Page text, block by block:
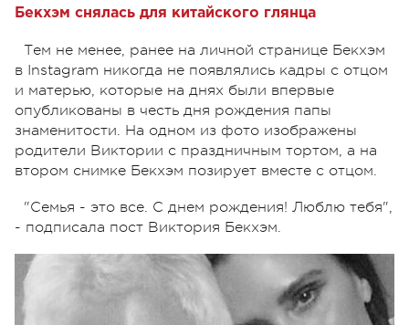
Бекхэм снялась для китайского глянца
Тем не менее, ранее на личной странице Бекхэм
в Instagram никогда не появлялись кадры с отцом
и матерью, которые на днях были впервые
опубликованы в честь дня рождения папы
знаменитости. На одном из фото изображены
родители Виктории с праздничным тортом, а на
втором снимке Бекхэм позирует вместе с отцом.
"Семья - это все. С днем рождения! Люблю тебя",
- подписала пост Виктория Бекхэм.